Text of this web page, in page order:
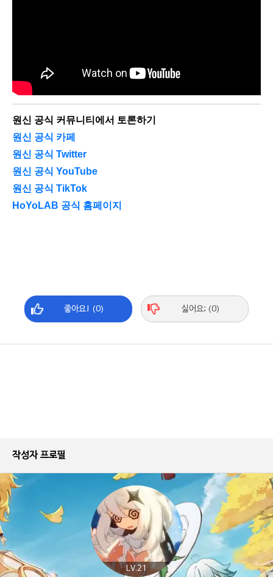
원신 공식 커뮤니티에서 토론하기
원신 공식 카페
원신 공식 Twitter
원신 공식 YouTube
원신 공식 TikTok
HoYoLAB 공식 홈페이지
좋아요! (0) 싫어요; (0)
작성자 프로필
LV.21